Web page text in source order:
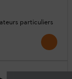
particuliers